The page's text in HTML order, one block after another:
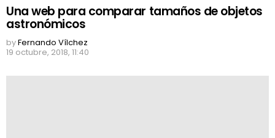
Una web para comparar tamaños de objetos
astronómicos
byFernando Vílchez
19 octubre, 2018, 11:40